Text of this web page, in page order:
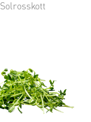
Solrosskott